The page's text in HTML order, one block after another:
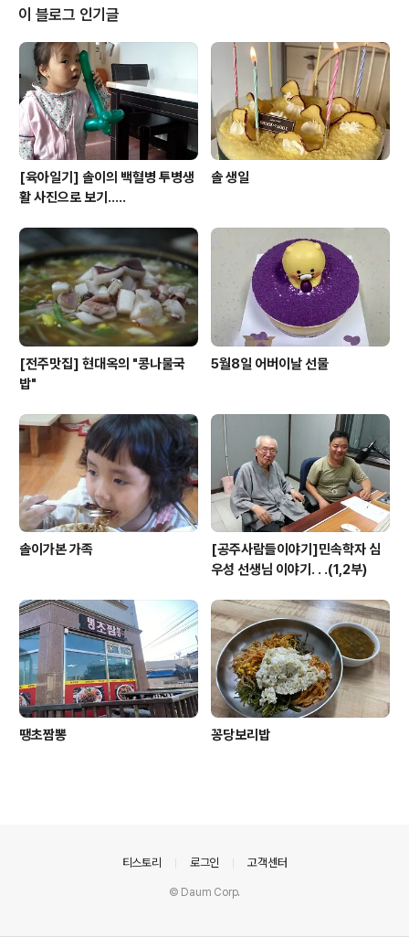
와 작은 음악회를 준비했다. 행사개요 일시 : 2011. 4. 9.
(토) 10:00~17:00 장소 : 공주시 산성시장문화공원 주최
: 공주시농촌관광체험연구회 주관 : 공주시농업기술센터
제험 및 행사프로그램 안내 - 유료체험(체험료 5,000원/
분야별) *균형잠자리, 솟대만들기, 전통놀이(2명), 한살이
퍼즐 등 *화분만들기(허브..
이 블로그 인기글
[육아일기] 솔이의 백혈병 투병생
활 사진으로 보기.....
솔 생일
[전주맛집] 현대옥의 "콩나물국
밥"
5월8일 어버이날 선물
솔이가본 가족
[공주사람들이야기]민속학자 심
우성 선생님 이야기. . .(1,2부)
땡초짬뽕 꽁당보리밥
티스토리 로그인 고객센터
© Daum Corp.